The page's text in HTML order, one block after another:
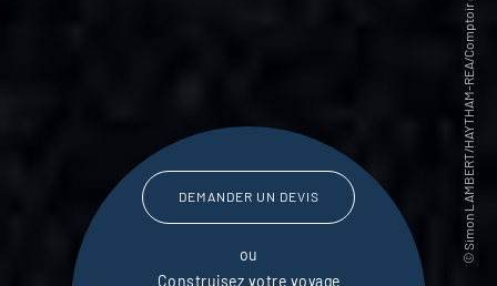
DEMANDER UN DEVIS
ou
Construisez votre voyage